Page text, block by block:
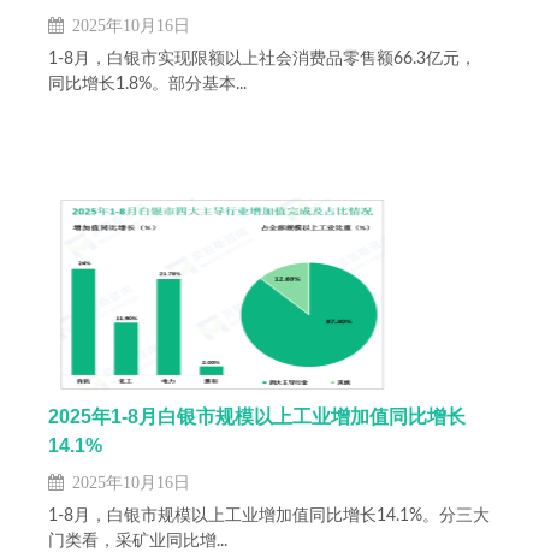
2025年10月16日
1-8月，白银市实现限额以上社会消费品零售额66.3亿元，
同比增长1.8%。部分基本...
2025年1-8月白银市规模以上工业增加值同比增长
14.1%
2025年10月16日
1-8月，白银市规模以上工业增加值同比增长14.1%。分三大
门类看，采矿业同比增...